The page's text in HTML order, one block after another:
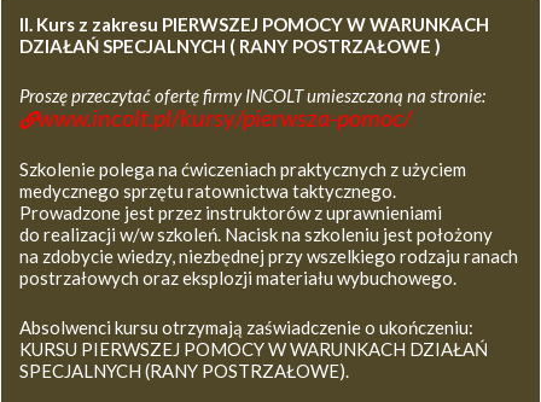
II. Kurs z zakresu PIERWSZEJ POMOCY W WARUNKACH
DZIAŁAŃ SPECJALNYCH ( RANY POSTRZAŁOWE )
Proszę przeczytać ofertę firmy INCOLT umieszczoną na stronie:
www.incolt.pl/kursy/pierwsza-pomoc/
Szkolenie polega na ćwiczeniach praktycznych z użyciem
medycznego sprzętu ratownictwa taktycznego.
Prowadzone jest przez instruktorów z uprawnieniami
do realizacji w/w szkoleń. Nacisk na szkoleniu jest położony
na zdobycie wiedzy, niezbędnej przy wszelkiego rodzaju ranach
postrzałowych oraz eksplozji materiału wybuchowego.
Absolwenci kursu otrzymają zaświadczenie o ukończeniu:
KURSU PIERWSZEJ POMOCY W WARUNKACH DZIAŁAŃ
SPECJALNYCH (RANY POSTRZAŁOWE).